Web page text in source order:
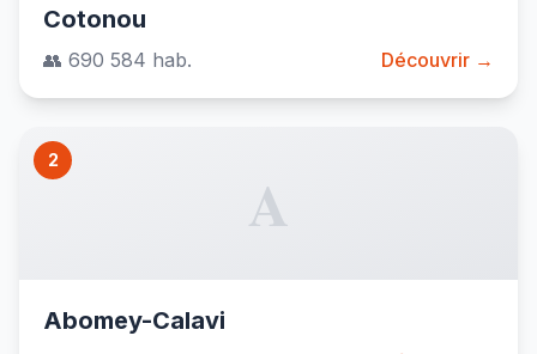
Cotonou
👥 690 584 hab. Découvrir →
2
A
Abomey-Calavi